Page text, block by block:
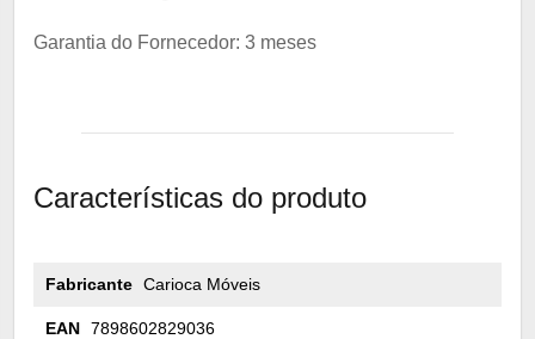
Garantia do Fornecedor: 3 meses
Características do produto
Fabricante Carioca Móveis
EAN 7898602829036